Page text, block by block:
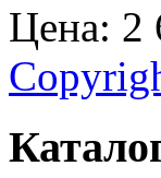
Цена: 2